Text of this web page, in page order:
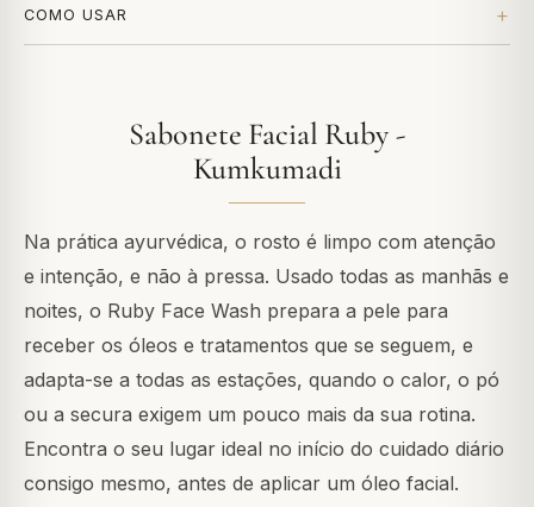
COMO USAR
Sabonete Facial Ruby -
Kumkumadi
Na prática ayurvédica, o rosto é limpo com atenção
e intenção, e não à pressa. Usado todas as manhãs e
noites, o Ruby Face Wash prepara a pele para
receber os óleos e tratamentos que se seguem, e
adapta-se a todas as estações, quando o calor, o pó
ou a secura exigem um pouco mais da sua rotina.
Encontra o seu lugar ideal no início do cuidado diário
consigo mesmo, antes de aplicar um óleo facial.